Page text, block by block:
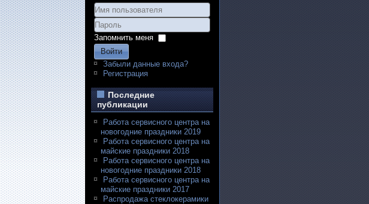
Запомнить меня
Войти
Забыли данные входа?
Регистрация
Последние
публикации
Работа сервисного центра на
новогодние праздники 2019
Работа сервисного центра на
майские праздники 2018
Работа сервисного центра на
новогодние праздники 2018
Работа сервисного центра на
майские праздники 2017
Распродажа стеклокерамики